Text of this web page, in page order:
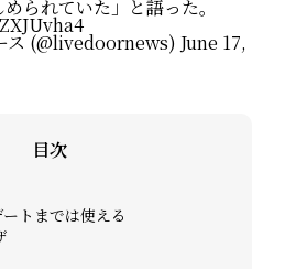
られていた」と語った。
ス (@livedoornews) June 17,
目次
トまでは使える